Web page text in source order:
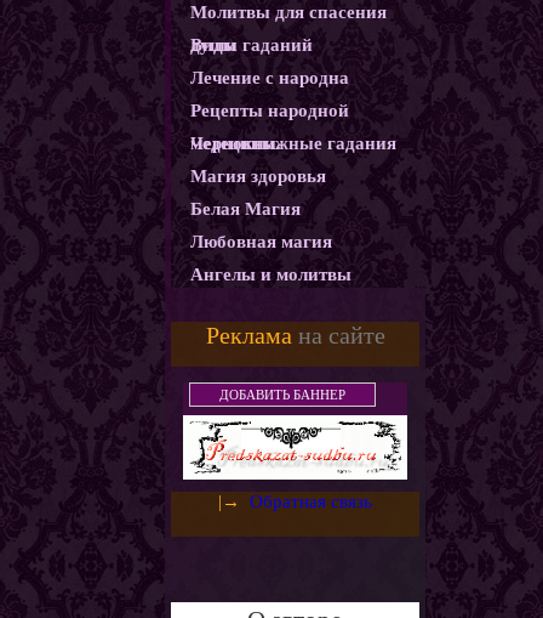
Молитвы для спасения
души
Виды гаданий
Лечение с народна
Рецепты народной
медецины.
Чернокнижные гадания
Магия здоровья
Белая Магия
Любовная магия
Ангелы и молитвы
Магические ритуалы
Демоны и Бесы
Колдовство
Магия защиты
Использование монет как
амулетов и талисманов
Слияние с деньгами.
Денежный горшочек
Золотое денежное
Реклама на сайте
ДОБАВИТЬ БАННЕР
|→ Обратная связь